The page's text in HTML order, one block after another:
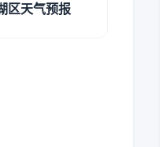
区天气预报